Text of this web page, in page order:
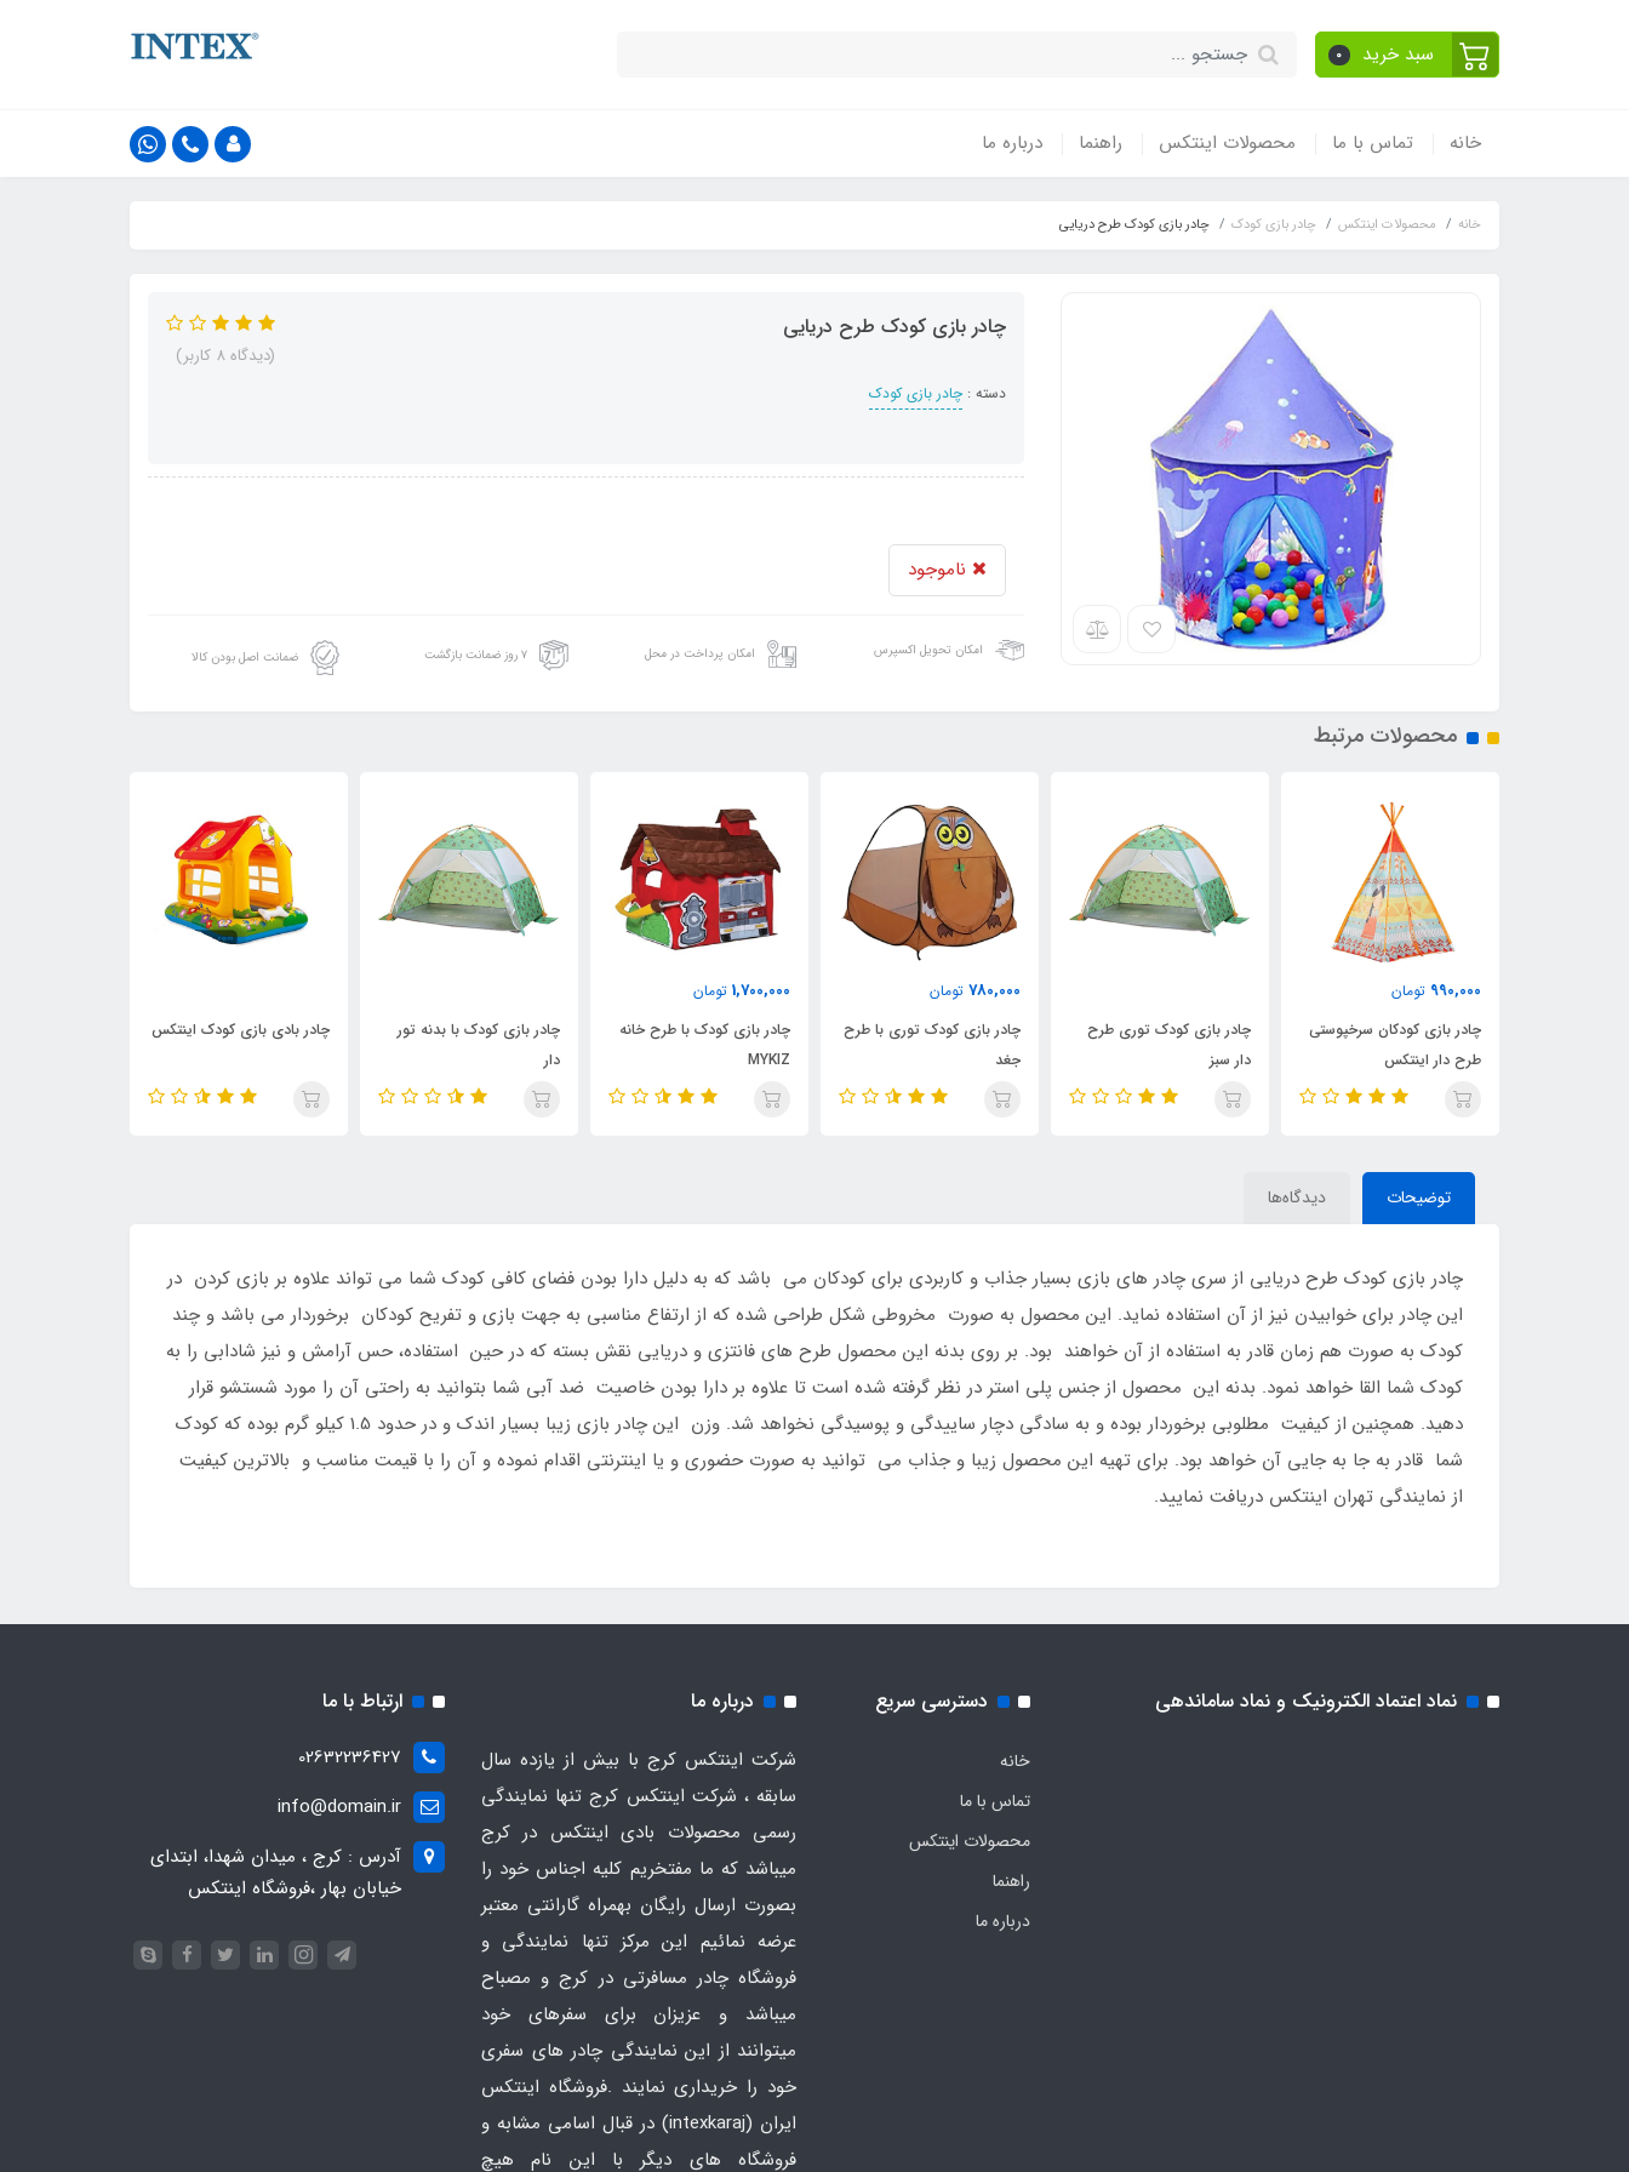
سبد خرید 0
خانه تماس با ما محصولات اینتکس راهنما درباره ما
خانه محصولات اینتکس چادر بازی کودک چادر بازی کودک طرح دریایی
چادر بازی کودک طرح دریایی
دسته : چادر بازی کودک
(دیدگاه 8 کاربر)
ناموجود
امکان تحویل اکسپرس امکان پرداخت در محل ۷ روز ضمانت بازگشت ضمانت اصل بودن کالا
محصولات مرتبط
چادر بازی کودکان سرخپوستی
چادر بازی کودک توری طرح
دار سبز
چادر بازی کودک توری با طرح
1,700,000
چادر بازی کودک با طرح خانه
چادر بازی کودک با بدنه تور
چادر بادی بازی کودک اینتکس
چادر بادی کودک اینتکس کد
توضیحات دیدگاه‌ها
چادر بازی کودک طرح دریایی از سری چادر های بازی بسیار جذاب و کاربردی برای کودکان می باشد که به دلیل دارا بودن فضای کافی کودک شما می تواند علاوه بر بازی کردن در
این چادر برای خوابیدن نیز از آن استفاده نماید. این محصول به صورت مخروطی شکل طراحی شده که از ارتفاع مناسبی به جهت بازی و تفریح کودکان برخوردار می باشد و چند
کودک به صورت هم زمان قادر به استفاده از آن خواهند بود. بر روی بدنه این محصول طرح های فانتزی و دریایی نقش بسته که در حین استفاده، حس آرامش و نیز شادابی را به
کودک شما القا خواهد نمود. بدنه این محصول از جنس پلی استر در نظر گرفته شده است تا علاوه بر دارا بودن خاصیت ضد آبی شما بتوانید به راحتی آن را مورد شستشو قرار
دهید. همچنین از کیفیت مطلوبی برخوردار بوده و به سادگی دچار ساییدگی و پوسیدگی نخواهد شد. وزن این چادر بازی زیبا بسیار اندک و در حدود 1.5 کیلو گرم بوده که کودک
شما قادر به جا به جایی آن خواهد بود. برای تهیه این محصول زیبا و جذاب می توانید به صورت حضوری و یا اینترنتی اقدام نموده و آن را با قیمت مناسب و بالاترین کیفیت
از نمایندگی تهران اینتکس دریافت نمایید.
نماد اعتماد الکترونیک و نماد ساماندهی دسترسی سریع
خانه
تماس با ما
محصولات اینتکس
راهنما
درباره ما
درباره ما
شرکت اینتکس کرج با بیش از یازده سال
سابقه ، شرکت اینتکس کرج تنها نمایندگی
رسمی محصولات بادی اینتکس در کرج
میباشد که ما مفتخریم کلیه اجناس خود را
بصورت ارسال رایگان بهمراه گارانتی معتبر
عرضه نمائیم این مرکز تنها نمایندگی و
فروشگاه چادر مسافرتی در کرج و مصباح
میباشد و عزیزان برای سفرهای خود
میتوانند از این نمایندگی چادر های سفری
خود را خریداری نمایند .فروشگاه اینتکس
ایران
(intexkaraj) در قبال اسامی مشابه و
فروشگاه های دیگر با این نام هیچ
ارتباط با ما
02632236427
info@domain.ir
آدرس : کرج ، میدان شهدا، ابتدای
خیابان بهار ،فروشگاه اینتکس